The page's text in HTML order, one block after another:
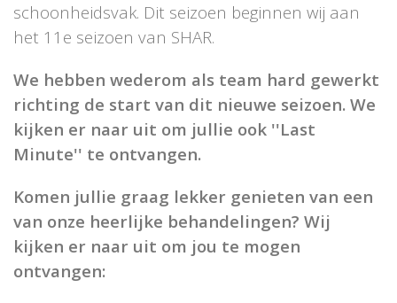
schoonheidsvak. Dit seizoen beginnen wij aan
het 11e seizoen van SHAR.
We hebben wederom als team hard gewerkt
richting de start van dit nieuwe seizoen. We
kijken er naar uit om jullie ook ''Last
Minute'' te ontvangen.
Komen jullie graag lekker genieten van een
van onze heerlijke behandelingen? Wij
kijken er naar uit om jou te mogen
ontvangen: